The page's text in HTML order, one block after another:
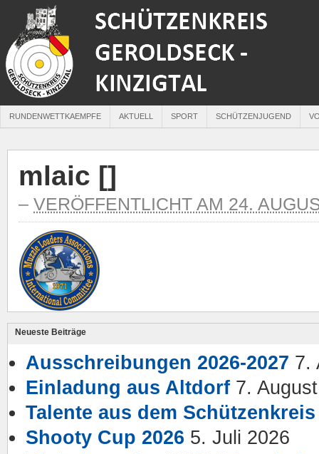
RUNDENWETTKAEMPFE AKTUELL SPORT SCHÜTZENJUGEND
mlaic []
– VERÖFFENTLICHT AM 24.
Neueste Beiträge
Ausschreibungen 2026-2027 7.
Einladung aus Altdorf 7.
Talente aus dem Schützenkreis
Shooty Cup 2026 5. Juli 2026